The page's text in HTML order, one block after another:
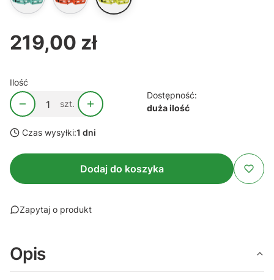
Cena
219,00 zł
Ilość
szt.
Dostępność:
duża ilość
Czas wysyłki:1 dni
Dodaj do koszyka
Zapytaj o produkt
Opis